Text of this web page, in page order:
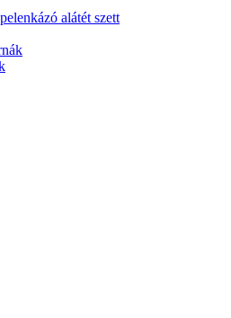
alátét szett